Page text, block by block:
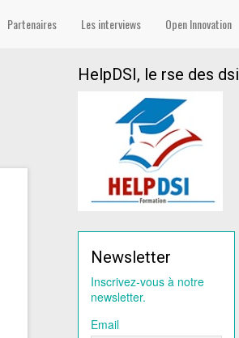
Partenaires Les interviews Open Innovation
HelpDSI, le rse des dsi
Newsletter
Inscrivez-vous à notre
newsletter.
Email